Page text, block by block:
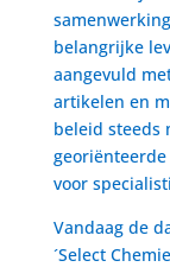
belangrijke
aangevuld
artikelen en
beleid steeds
voor
Vandaag de
´Select